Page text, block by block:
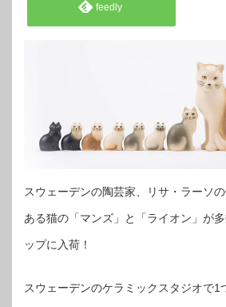
feedly
スウェーデンの陶芸家、リサ・ラーソ
ある猫の「マンズ」と「ライオン」が
ップに入荷！
スウェーデンのケラミックスタジオで1